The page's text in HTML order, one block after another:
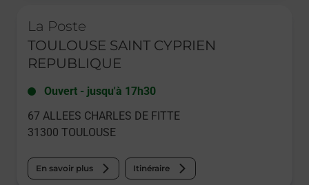
La Poste
TOULOUSE SAINT CYPRIEN
REPUBLIQUE
Ouvert - jusqu'à 17h30
67 ALLEES CHARLES DE FITTE
31300 TOULOUSE
En savoir plus Itinéraire